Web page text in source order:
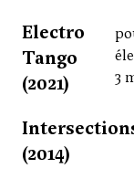
Electro
Tango
(2021)
3
(2014)